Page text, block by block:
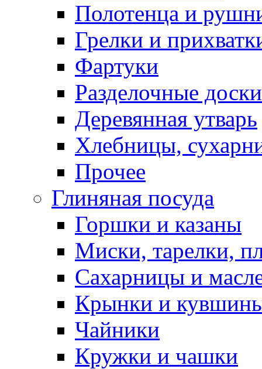
Полотенца и
Грелки и
Фартуки
Разделочные доски
Деревянная утварь
Хлебницы,
Прочее
Глиняная посуда
Горшки и казаны
Миски, тарелки,
Сахарницы и
Крынки и
Чайники
Кружки и чашки